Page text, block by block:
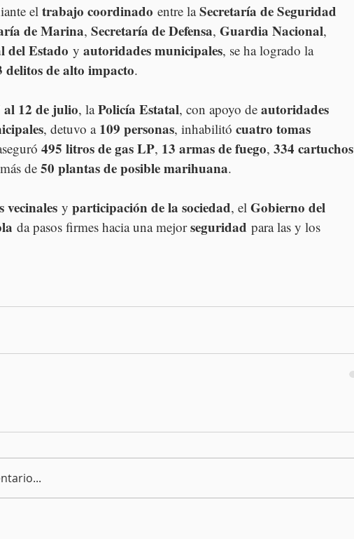
el trabajo coordinado entre la Secretaría de Seguridad
de Marina, Secretaría de Defensa, Guardia Nacional,
del Estado y autoridades municipales, se ha logrado la
delitos de alto impacto.
al 12 de julio, la Policía Estatal, con apoyo de autoridades
, detuvo a 109 personas, inhabilitó cuatro tomas
495 litros de gas LP, 13 armas de fuego, 334 cartuchos
de 50 plantas de posible marihuana.
vecinales y participación de la sociedad, el Gobierno del
da pasos firmes hacia una mejor seguridad para las y los